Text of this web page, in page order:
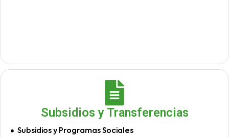
Subsidios y Transferencias
Subsidios y Programas Sociales